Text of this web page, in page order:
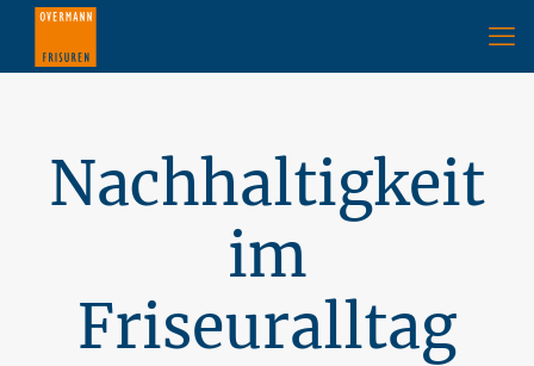
Nachhaltigkeit
im
Friseuralltag